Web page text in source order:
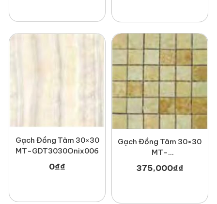
Gạch Đồng Tâm 30×30
MT-GDT3030Onix006
0₫₫
Gạch Đồng Tâm 30×30
MT-
GDT3030Mosaic001
375,000₫₫